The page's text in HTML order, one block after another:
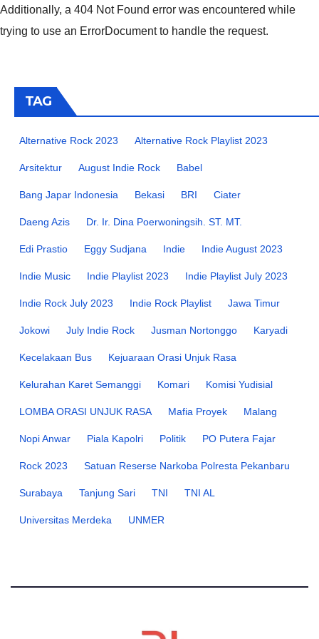
Additionally, a 404 Not Found error was encountered while
trying to use an ErrorDocument to handle the request.
TAG
Alternative Rock 2023 Alternative Rock Playlist 2023
Arsitektur August Indie Rock Babel
Bang Japar Indonesia Bekasi BRI Ciater
Daeng Azis Dr. Ir. Dina Poerwoningsih. ST. MT.
Edi Prastio Eggy Sudjana Indie Indie August 2023
Indie Music Indie Playlist 2023 Indie Playlist July 2023
Indie Rock July 2023 Indie Rock Playlist Jawa Timur
Jokowi July Indie Rock Jusman Nortonggo Karyadi
Kecelakaan Bus Kejuaraan Orasi Unjuk Rasa
Kelurahan Karet Semanggi Komari Komisi Yudisial
LOMBA ORASI UNJUK RASA Mafia Proyek Malang
Nopi Anwar Piala Kapolri Politik PO Putera Fajar
Rock 2023 Satuan Reserse Narkoba Polresta Pekanbaru
Surabaya Tanjung Sari TNI TNI AL
Universitas Merdeka UNMER